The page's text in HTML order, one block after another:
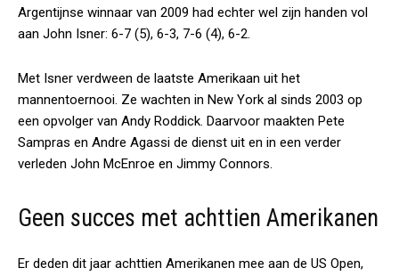
Argentijnse winnaar van 2009 had echter wel zijn handen vol
aan John Isner: 6-7 (5), 6-3, 7-6 (4), 6-2.
Met Isner verdween de laatste Amerikaan uit het
mannentoernooi. Ze wachten in New York al sinds 2003 op
een opvolger van Andy Roddick. Daarvoor maakten Pete
Sampras en Andre Agassi de dienst uit en in een verder
verleden John McEnroe en Jimmy Connors.
Geen succes met achttien Amerikanen
Er deden dit jaar achttien Amerikanen mee aan de US Open,